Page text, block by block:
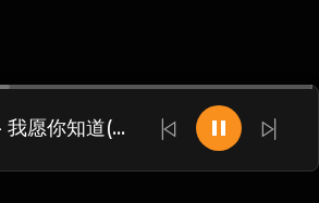
郑伊健 - 我愿你知道(阿福)